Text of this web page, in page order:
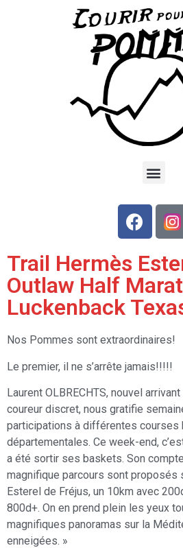
Trail Hermès
Outlaw Half
Luckenback
Nos Pommes sont extraordinaires!
Le premier, il ne s’arrête jamais!!!!!
Laurent OLBRECHTS, nouvel
coureur discret, nous gratifie
participations à différentes courses
départementales. Ce week-end,
a été sortir ses baskets. Son
magnifique parcours sont proposés
Esterel de Fréjus, un 10km avec
800d+. On en prend plein les yeux
magnifiques panoramas sur la
enneigées. »